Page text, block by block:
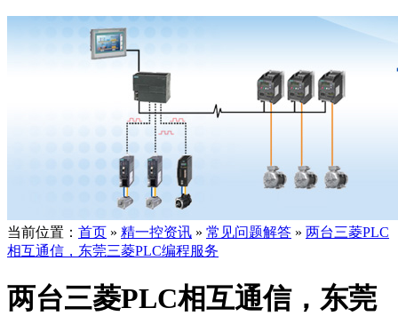
当前位置： 首页 » 精一控资讯 » 常见问题解答 » 两台三菱PLC
相互通信，东莞三菱PLC编程服务
两台三菱PLC相互通信，东莞